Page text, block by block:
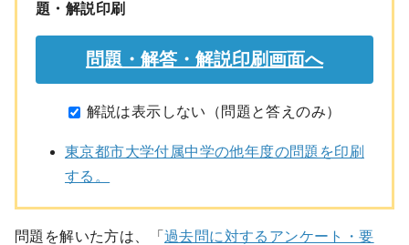
題・解説印刷
解説は表示しない（問題と答えのみ）
東京都市大学付属中学の他年度の問題を印刷
する。
問題を解いた方は、「 過去問に対するアンケート・要